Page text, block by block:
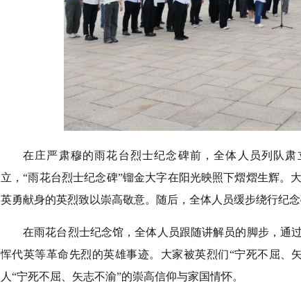
在庄严肃穆的雨花台烈士纪念碑前，全体人员列队
立，“雨花台烈士纪念碑”镏金大字在阳光映照下熠熠生辉。
英勇献身的英烈致以崇高敬意。随后，全体人员缓步绕行纪
在雨花台烈士纪念馆，全体人员跟随讲解员的脚步，通
恽代英等革命先烈的英雄事迹。大家被英烈们“宁死不屈、
人“宁死不屈、矢志不渝”的崇高信仰与家国情怀。